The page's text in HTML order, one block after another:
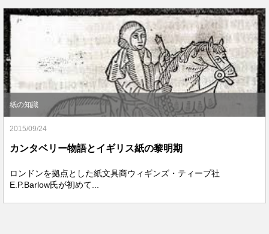
紙の知識
2015/09/24
カンタベリー物語とイギリス紙の黎明期
ロンドンを拠点とした紙文具商ウィギンズ・ティープ社
E.P.Barlow氏が初めて...